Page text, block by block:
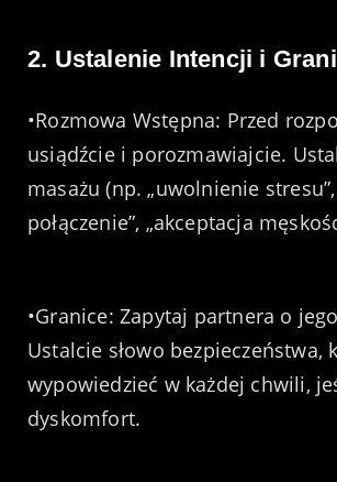
2. Ustalenie Intencji i
•Rozmowa Wstępna: Przed
usiądźcie i porozmawiajcie.
masażu (np. „uwolnienie stresu”,
połączenie”, „akceptacja
•Granice: Zapytaj partnera o
Ustalcie słowo bezpieczeństwa,
wypowiedzieć w każdej chwili,
dyskomfort.